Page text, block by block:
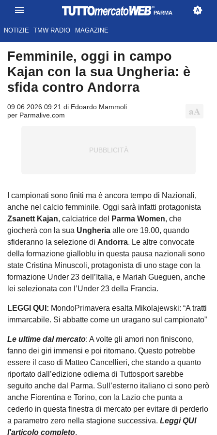
PARMA
NOTIZIE TMW RADIO MAGAZINE
Femminile, oggi in campo
Kajan con la sua Ungheria: è
sfida contro Andorra
09.06.2026 09:21 di Edoardo Mammoli
per Parmalive.com
I campionati sono finiti ma è ancora tempo di Nazionali,
anche nel calcio femminile. Oggi sarà infatti protagonista
Zsanett Kajan, calciatrice del Parma Women, che
giocherà con la sua Ungheria alle ore 19.00, quando
sfideranno la selezione di Andorra. Le altre convocate
della formazione gialloblu in questa pausa nazionali sono
state Cristina Minuscoli, protagonista di uno stage con la
formazione Under 23 dell’Italia, e Mariah Gueguen, anche
lei selezionata con l’Under 23 della Francia.
LEGGI QUI: MondoPrimavera esalta Mikolajewski: “A tratti
immarcabile. Si abbatte come un uragano sul campionato”
Le ultime dal mercato: A volte gli amori non finiscono,
fanno dei giri immensi e poi ritornano. Questo potrebbe
essere il caso di Matteo Cancellieri, che stando a quanto
riportato dall’edizione odierna di Tuttosport sarebbe
seguito anche dal Parma. Sull’esterno italiano ci sono però
anche Fiorentina e Torino, con la Lazio che punta a
cederlo in questa finestra di mercato per evitare di perderlo
a parametro zero nella stagione successiva. Leggi QUI
l'articolo completo.